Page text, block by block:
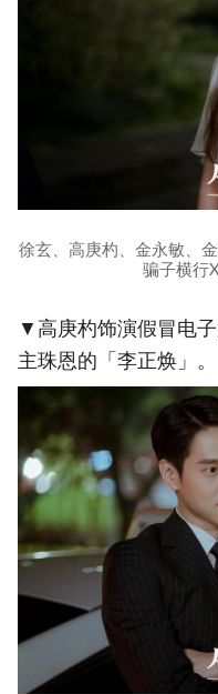
徐玄、高庚杓、金永敏、
骗子横行
▼高庚杓饰演假冒电
主珠恩的「李正焕」。